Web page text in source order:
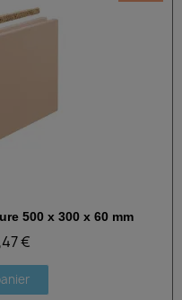
500 x 300 x 60 mm
€